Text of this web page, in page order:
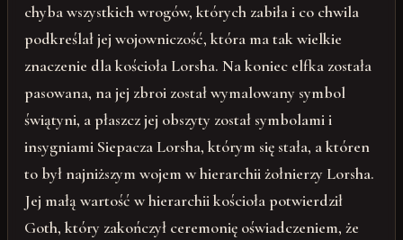
chyba wszystkich wrogów, których zabiła i co chwila
podkreślał jej wojowniczość, która ma tak wielkie
znaczenie dla kościoła Lorsha. Na koniec elfka została
pasowana, na jej zbroi został wymalowany symbol
świątyni, a płaszcz jej obszyty został symbolami i
insygniami Siepacza Lorsha, którym się stała, a któren
to był najniższym wojem w hierarchii żołnierzy Lorsha.
Jej małą wartość w hierarchii kościoła potwierdził
Goth, który zakończył ceremonię oświadczeniem, że